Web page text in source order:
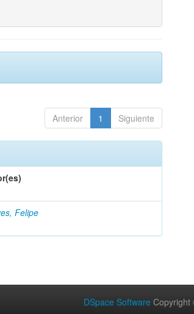
Anterior 1 Siguiente
Felipe
DSpace Software Copyright